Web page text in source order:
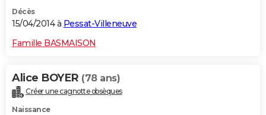
Décès
15/04/2014 à Pessat-Villeneuve
Famille BASMAISON
Alice BOYER (78 ans)
Créer une cagnotte obsèques
Naissance